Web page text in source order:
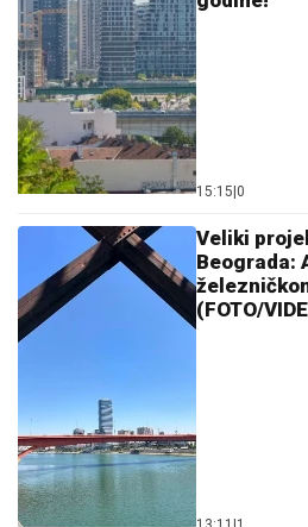
ENES BEGOVIĆ IZGUBIO
PAKAOPevač otkrio sa čime
velikog gubitka: Priznao zašto
javnosti
"ZAUVEK ĆU
Jeremić na ivici
oglasila nakon
Jutarnjem
energija"
LUČIĆ
"Ovo neće
međunarodni